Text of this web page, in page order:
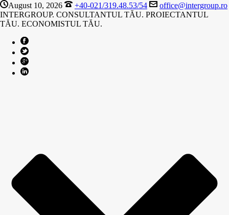
August 10, 2026 +40-021/319.48.53/54
office@intergroup.ro
INTERGROUP. CONSULTANTUL TĂU. PROIECTANTUL
TĂU. ECONOMISTUL TĂU.